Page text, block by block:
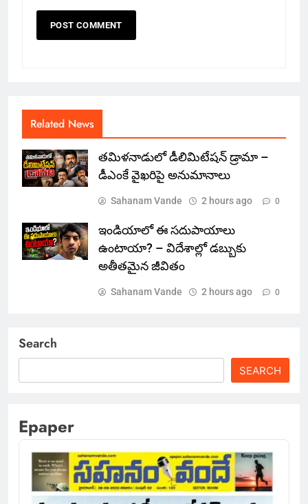
Related News
తమిళనాడులో డీలిమిటేషన్ డ్రామా –
డీఎంకే వైఖరిపై అనుమానాలు
Sahanam Vande 2 hours ago 0
ఇండియాలో‌ ఈ సదుపాయాలు
ఉంటాయా? – విదేశాల్లో డబ్బుకు
అతీతమైన జీవితం
Sahanam Vande 2 hours ago 0
Search
SEARCH
Epaper